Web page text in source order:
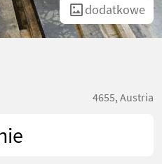
dodatkowe
4655, Austria